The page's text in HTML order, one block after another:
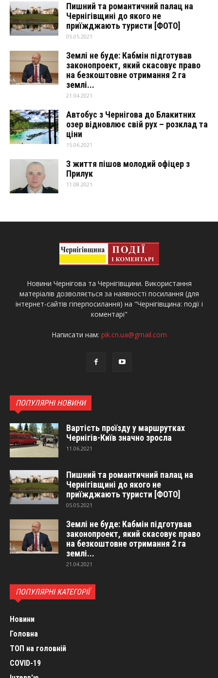
Пишний та романтичний палац на
Чернігівщині до якого не
приїжджають туристи [ФОТО]
05.05.2021
Землі не буде: Кабмін підготував
законопроект, який скасовує право
на безкоштовне отримання 2 га
землі...
21.04.2021
Автобус з Чернігова до Блакитних
озер відновлює свій рух – розклад та
ціни
15.06.2021
З життя пішов молодий офіцер з
Прилук
11.08.2021
Новини Чернігова та Чернігівщини. Використання
матеріалів дозволяється за наявності посилання (для
інтернет-сайтів гіперпосилання) на "Чернігівщина: події і
коментарі"
Написати нам: pik.cn.ua@gmail.com
ПОПУЛЯРНІ НОВИНИ
Вартість проїзду у маршрутках
Чернігів-Київ значно зросла
11.06.2021
Пишний та романтичний палац на
Чернігівщині до якого не
приїжджають туристи [ФОТО]
05.05.2021
Землі не буде: Кабмін підготував
законопроект, який скасовує право
на безкоштовне отримання 2 га
землі...
21.04.2021
ПОПУЛЯРНІ КАТЕГОРІЇ
Новини
Головна
ТОП на головній
COVID-19